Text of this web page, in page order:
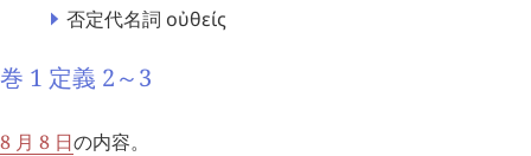
否定代名詞 οὐθείς
巻 1 定義 2～3
8 月 8 日の内容。